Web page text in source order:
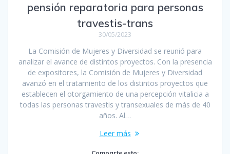
pensión reparatoria para personas
travestis-trans
30/05/2023
La Comisión de Mujeres y Diversidad se reunió para
analizar el avance de distintos proyectos. Con la presencia
de expositores, la Comisión de Mujeres y Diversidad
avanzó en el tratamiento de los distintos proyectos que
establecen el otorgamiento de una percepción vitalicia a
todas las personas travestis y transexuales de más de 40
años. Al…
Leer más